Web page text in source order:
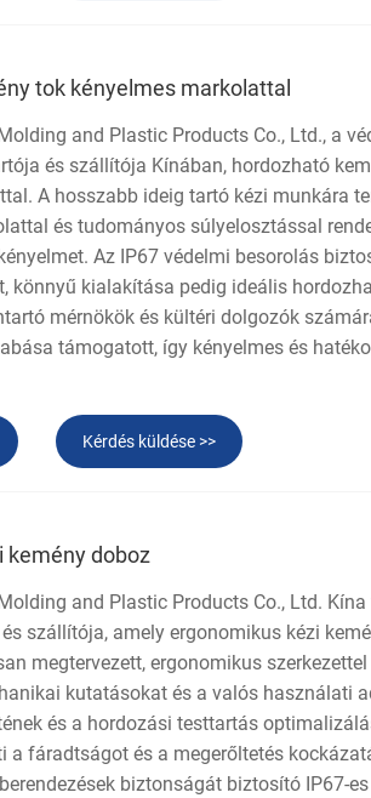
tok kényelmes markolattal
and Plastic Products Co., Ltd., a
és szállítója Kínában, hordozható
A hosszabb ideig tartó kézi munkára
és tudományos súlyelosztással
Az IP67 védelmi besorolás
könnyű kialakítása pedig ideális
mérnökök és kültéri dolgozók
támogatott, így kényelmes és
Kérdés küldése >>
kemény doboz
and Plastic Products Co., Ltd.
szállítója, amely ergonomikus kézi
megtervezett, ergonomikus
kutatásokat és a valós használati
és a hordozási testtartás
a fáradtságot és a megerőltetés
biztonságát biztosító IP67-